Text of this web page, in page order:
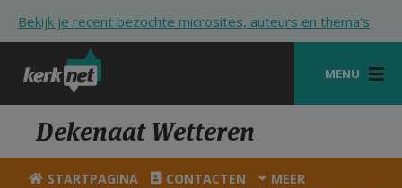
Bekijk je recent bezochte microsites, auteurs en thema's
MENU
STARTPAGINA
KERK
Dekenaat Wetteren
STARTPAGINA CONTACTEN MEER